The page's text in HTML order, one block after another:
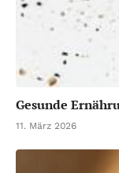
Gesunde
11. März 2026